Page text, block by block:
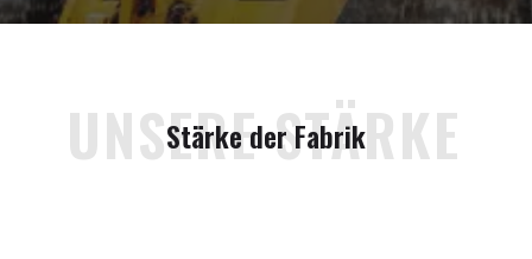
Stärke der Fabrik
UNSERE STÄRKE